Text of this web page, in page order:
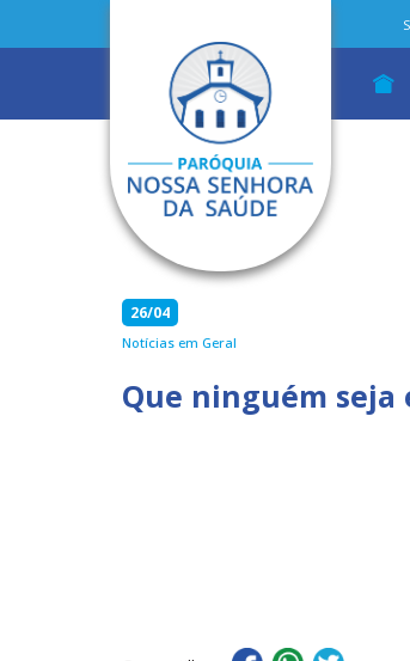
26/04
Notícias em Geral
Que ninguém